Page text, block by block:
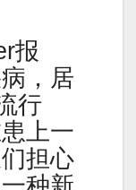
报
，居
行
上一
担心